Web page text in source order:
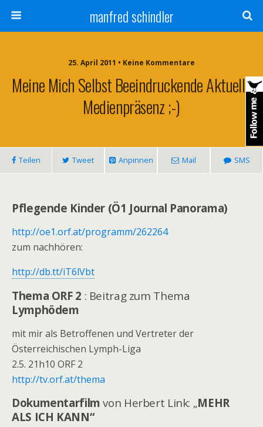
manfred schindler
25. April 2011 • Keine Kommentare
Meine Mich Selbst Beeindruckende Aktuelle
Medienpräsenz ;-)
Teilen Tweet Anpinnen Mail SMS
Pflegende Kinder (Ö1 Journal Panorama)
http://oe1.orf.at/programm/262264
zum nachhören:
http://db.tt/iT6lVbt
Thema ORF 2 : Beitrag zum Thema
Lymphödem
mit mir als Betroffenen und Vertreter der
Österreichischen Lymph-Liga
2.5. 21h10 ORF 2
http://tv.orf.at/thema
Dokumentarfilm von Herbert Link: „MEHR
ALS ICH KANN“